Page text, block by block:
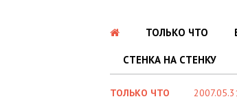
ТОЛЬКО ЧТО
СТЕНКА НА СТЕНКУ
ТОЛЬКО ЧТО